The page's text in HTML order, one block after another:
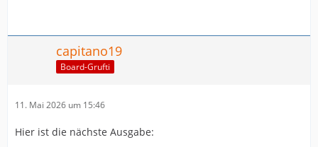
capitano19
Board-Grufti
11. Mai 2026 um 15:46
Hier ist die nächste Ausgabe: